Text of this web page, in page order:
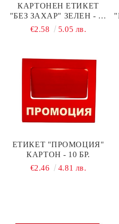
КАРТОНЕН ЕТИКЕТ
"БЕЗ ЗАХАР" ЗЕЛЕН - 10
БР.
€2.58 5.05 лв.
ЕТИКЕТ "ПРОМОЦИЯ"
КАРТОН - 10 БР.
€2.46
4.81 лв.